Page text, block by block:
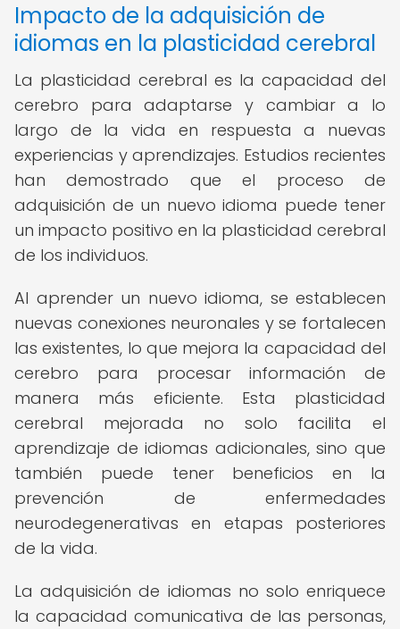
Impacto de la adquisición de
idiomas en la plasticidad cerebral
La plasticidad cerebral es la capacidad del
cerebro para adaptarse y cambiar a lo
largo de la vida en respuesta a nuevas
experiencias y aprendizajes. Estudios recientes
han demostrado que el proceso de
adquisición de un nuevo idioma puede tener
un impacto positivo en la plasticidad cerebral
de los individuos.
Al aprender un nuevo idioma, se establecen
nuevas conexiones neuronales y se fortalecen
las existentes, lo que mejora la capacidad del
cerebro para procesar información de
manera más eficiente. Esta plasticidad
cerebral mejorada no solo facilita el
aprendizaje de idiomas adicionales, sino que
también puede tener beneficios en la
prevención de enfermedades
neurodegenerativas en etapas posteriores
de la vida.
La adquisición de idiomas no solo enriquece
la capacidad comunicativa de las personas,